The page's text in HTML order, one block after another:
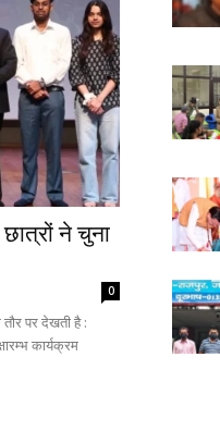
ने चुना
0
तौर पर देखती है :
कार्यक्रम